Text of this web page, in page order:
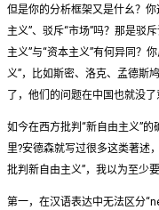
但是你的分析框架又是什幺？
主义”、驳斥“市场”吗？那是驳
主义”与“资本主义”有何异同？
义”，比如斯密、洛克、孟德斯
了，他们的问题在中国也就没了
如今在西方批判“新自由主义”
里?安德森就写过很多这类著述
批判新自由主义”，我以为至少
第一，在汉语表达中无法区分